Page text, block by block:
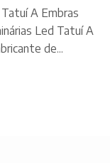
A Embras
Led Tatuí A
de...